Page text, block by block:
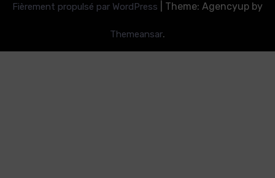
Fièrement propulsé par WordPress Theme: Agencyup by
Themeansar.